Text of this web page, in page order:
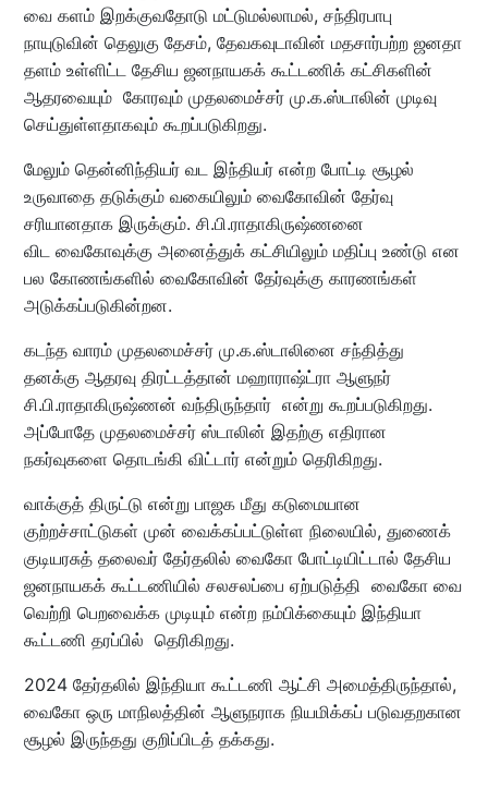
வை களம் இறக்குவதோடு மட்டுமல்லாமல், சந்திரபாபு
நாயுடுவின் தெலுகு தேசம், தேவகவுடாவின் மதசார்பற்ற ஜனதா
தளம் உள்ளிட்ட தேசிய ஜனநாயகக் கூட்டணிக் கட்சிகளின்
ஆதரவையும் கோரவும் முதலமைச்சர் மு.க.ஸ்டாலின் முடிவு
செய்துள்ளதாகவும் கூறப்படுகிறது.
மேலும் தென்னிந்தியர் வட இந்தியர் என்ற போட்டி சூழல்
உருவாதை தடுக்கும் வகையிலும் வைகோவின் தேர்வு
சரியானதாக இருக்கும். சி.பி.ராதாகிருஷ்ணனை
விட வைகோவுக்கு அனைத்துக் கட்சியிலும் மதிப்பு உண்டு என
பல கோணங்களில் வைகோவின் தேர்வுக்கு காரணங்கள்
அடுக்கப்படுகின்றன.
கடந்த வாரம் முதலமைச்சர் மு.க.ஸ்டாலினை சந்தித்து
தனக்கு ஆதரவு திரட்டத்தான் மஹாராஷ்ட்ரா ஆளுநர்
சி.பி.ராதாகிருஷ்ணன் வந்திருந்தார் என்று கூறப்படுகிறது.
அப்போதே முதலமைச்சர் ஸ்டாலின் இதற்கு எதிரான
நகர்வுகளை தொடங்கி விட்டார் என்றும் தெரிகிறது.
வாக்குத் திருட்டு என்று பாஜக மீது கடுமையான
குற்றச்சாட்டுகள் முன் வைக்கப்பட்டுள்ள நிலையில், துணைக்
குடியரசுத் தலைவர் தேர்தலில் வைகோ போட்டியிட்டால் தேசிய
ஜனநாயகக் கூட்டணியில் சலசலப்பை ஏற்படுத்தி வைகோ வை
வெற்றி பெறவைக்க முடியும் என்ற நம்பிக்கையும் இந்தியா
கூட்டணி தரப்பில் தெரிகிறது.
2024 தேர்தலில் இந்தியா கூட்டணி ஆட்சி அமைத்திருந்தால்,
வைகோ ஒரு மாநிலத்தின் ஆளுநராக நியமிக்கப் படுவதறகான
சூழல் இருந்தது குறிப்பிடத் தக்கது.